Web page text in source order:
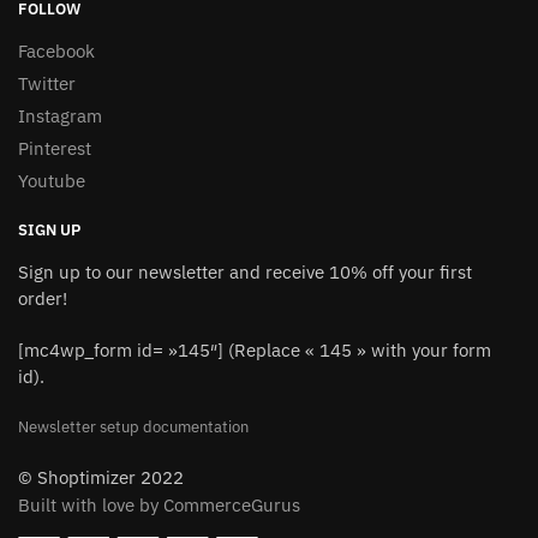
FOLLOW
Facebook
Twitter
Instagram
Pinterest
Youtube
SIGN UP
Sign up to our newsletter and receive 10% off your first
order!
[mc4wp_form id= »145″] (Replace « 145 » with your form
id).
Newsletter setup documentation
© Shoptimizer 2022
Built with love by CommerceGurus